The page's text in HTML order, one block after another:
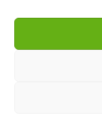
Ceci est
commandes